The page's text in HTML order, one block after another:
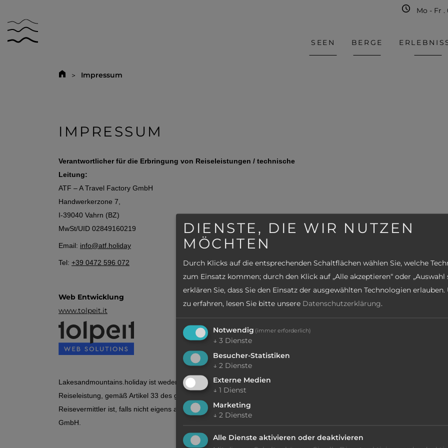
Mo - Fr .
SEEN BERGE
Impressum
IMPRESSUM
Verantwortlicher für die Erbringung von Reiseleistungen / technische
Leitung:
ATF – A Travel Factory GmbH
Handwerkerzone 7,
I-39040 Vahrn (BZ)
MwSt/UID 02849160219
Email: info@atf.holiday
Tel: +39 0472 596 072
Web Entwicklung
www.tolpeit.it
Lakesandmountains.holiday ist weder Veranstalter noch Vermittler der
Reiseleistung, gemäß Artikel 33 des gesetzesvertretenden Dekrets Nr. 79/2011.
Reisevermittler ist, falls nicht eigens anders angegeben ATF – A Travel Factory
GmbH.
DIENSTE, DIE WIR NUTZEN
MÖCHTEN
Durch Klicks auf die entsprechenden Schaltflächen wählen Sie, welche
zum Einsatz kommen; durch den Klick auf „Alle akzeptieren“ oder „Auswahl
erklären Sie, dass Sie den Einsatz der ausgewählten Technologien erlauben.
zu erfahren, lesen Sie bitte unsere Datenschutzerklärung.
Notwendig (immer erforderlich)
↓ 3 Dienste
Besucher-Statistiken
↓ 2 Dienste
Externe Medien
↓ 1 Dienst
Marketing
↓ 2 Dienste
Alle Dienste aktivieren oder deaktivieren